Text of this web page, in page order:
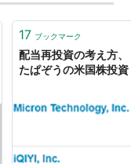
から。…
17 ブックマーク
配当再投資の考え方
たぱぞうの米国株投資